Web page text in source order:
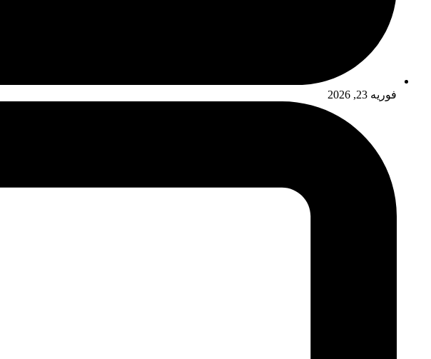
فوریه 23, 2026